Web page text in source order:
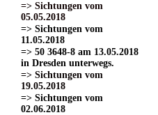
=> Sichtungen vom
05.05.2018
=> Sichtungen vom
11.05.2018
=> 50 3648-8 am 13.05.2018
in Dresden unterwegs.
=> Sichtungen vom
19.05.2018
=> Sichtungen vom
02.06.2018